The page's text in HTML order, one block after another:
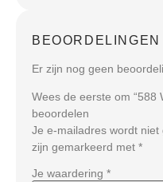
BEOORDELINGEN
Er zijn nog geen
Wees de eerste om “588
beoordelen
Je e-mailadres wordt niet
zijn gemarkeerd met *
Je waardering *